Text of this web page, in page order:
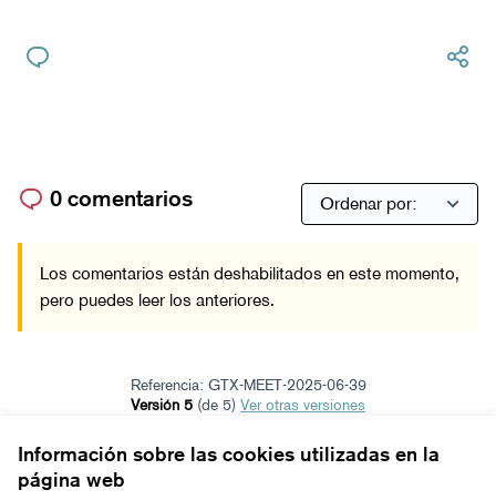
Información sobre las cookies utilizadas en la
página web
0 comentarios
Los comentarios están deshabilitados en este momento,
pero puedes leer los anteriores.
Referencia: GTX-MEET-2025-06-39
Versión 5 (de 5)
ver otras versiones
Términos y condiciones de uso